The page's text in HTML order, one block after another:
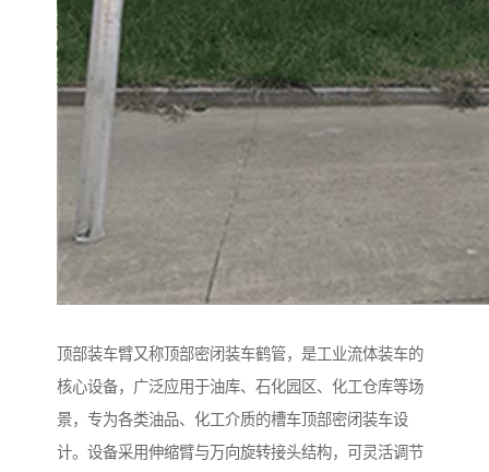
顶部装车臂又称顶部密闭装车鹤管，是工业流体装车的
核心设备，广泛应用于油库、石化园区、化工仓库等场
景，专为各类油品、化工介质的槽车顶部密闭装车设
计。设备采用伸缩臂与万向旋转接头结构，可灵活调节